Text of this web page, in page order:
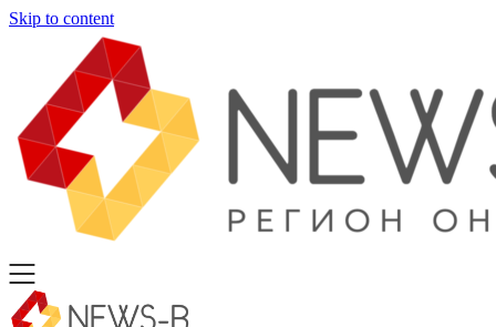
Skip to content